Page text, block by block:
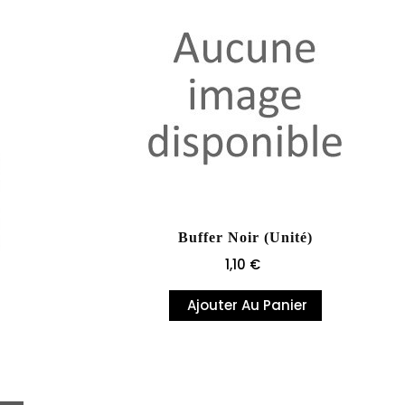
Buffer Noir (unité)
Prix
1,10 €
Ajouter Au Panier